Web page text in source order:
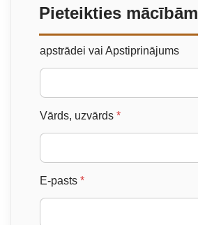
Pieteikties mācībām
apstrādei vai Apstiprinājums
Vārds, uzvārds *
E-pasts *